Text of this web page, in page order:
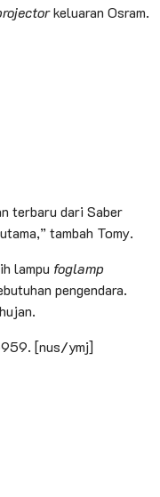
keluaran Osram.
terbaru dari Saber
tambah Tomy.
lampu foglamp
pengendara.
[nus/ymj]